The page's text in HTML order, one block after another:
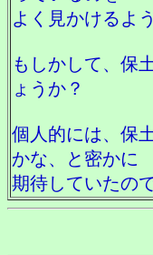
よく見かけるよ
もしかして、
ょうか？
個人的には、保
かな、と密かに
期待していたの